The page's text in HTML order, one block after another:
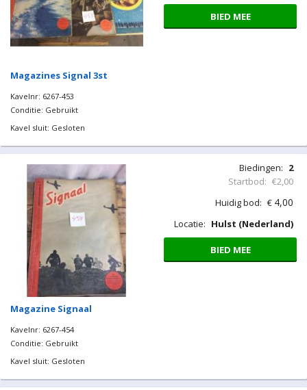
Magazines Signal 3st
Kavelnr: 6267-453
Conditie: Gebruikt
Kavel sluit: Gesloten
BIED MEE
Magazine Signaal
Kavelnr: 6267-454
Conditie: Gebruikt
Kavel sluit: Gesloten
Biedingen: 2
Startbod: €2,00
Huidig bod: € 4,00
Locatie: Hulst (Nederland)
BIED MEE